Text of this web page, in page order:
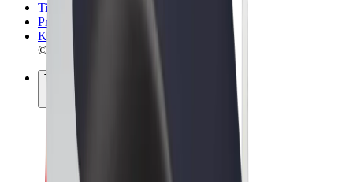
Tingimused
Privaatsus
Küpsised
© 2026 Bolt Technology OÜ
Teenused
Sõidud
Tõukerattad
Bolt Market